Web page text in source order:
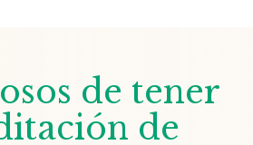
de tener
de